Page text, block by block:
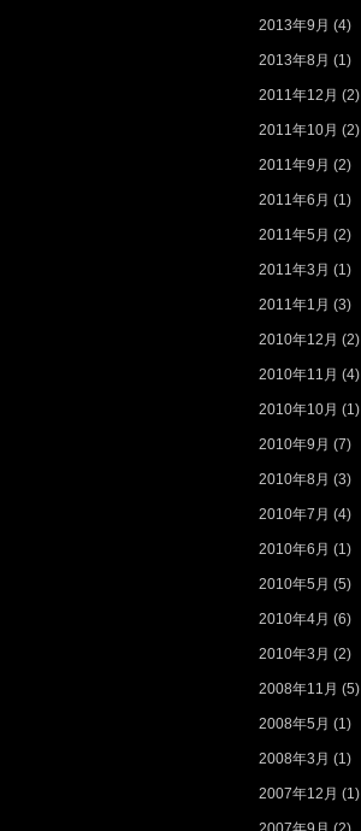
2013年9月 (4)
2013年8月 (1)
2011年12月 (2)
2011年10月 (2)
2011年9月 (2)
2011年6月 (1)
2011年5月 (2)
2011年3月 (1)
2011年1月 (3)
2010年12月 (2)
2010年11月 (4)
2010年10月 (1)
2010年9月 (7)
2010年8月 (3)
2010年7月 (4)
2010年6月 (1)
2010年5月 (5)
2010年4月 (6)
2010年3月 (2)
2008年11月 (5)
2008年5月 (1)
2008年3月 (1)
2007年12月 (1)